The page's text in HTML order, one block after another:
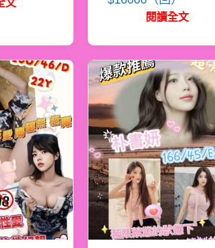
文
閱讀全文